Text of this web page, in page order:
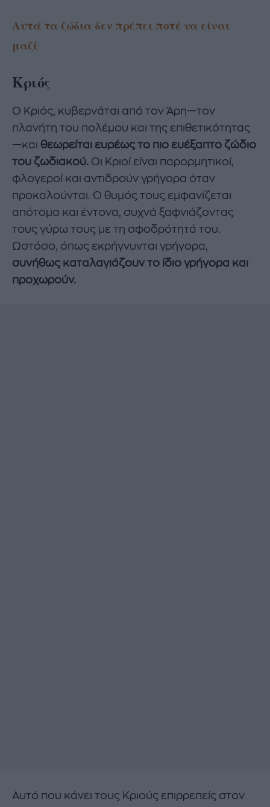
Αυτά τα ζώδια δεν πρέπει ποτέ να είναι
μαζί
Κριός
Ο Κριός, κυβερνάται από τον Άρη—τον
πλανήτη του πολέμου και της επιθετικότητας
—και θεωρείται ευρέως το πιο ευέξαπτο ζώδιο
του ζωδιακού. Οι Κριοί είναι παρορμητικοί,
φλογεροί και αντιδρούν γρήγορα όταν
προκαλούνται. Ο θυμός τους εμφανίζεται
απότομα και έντονα, συχνά ξαφνιάζοντας
τους γύρω τους με τη σφοδρότητά του.
Ωστόσο, όπως εκρήγνυνται γρήγορα,
συνήθως καταλαγιάζουν το ίδιο γρήγορα και
προχωρούν.
Αυτό που κάνει τους Κριούς επιρρεπείς στον